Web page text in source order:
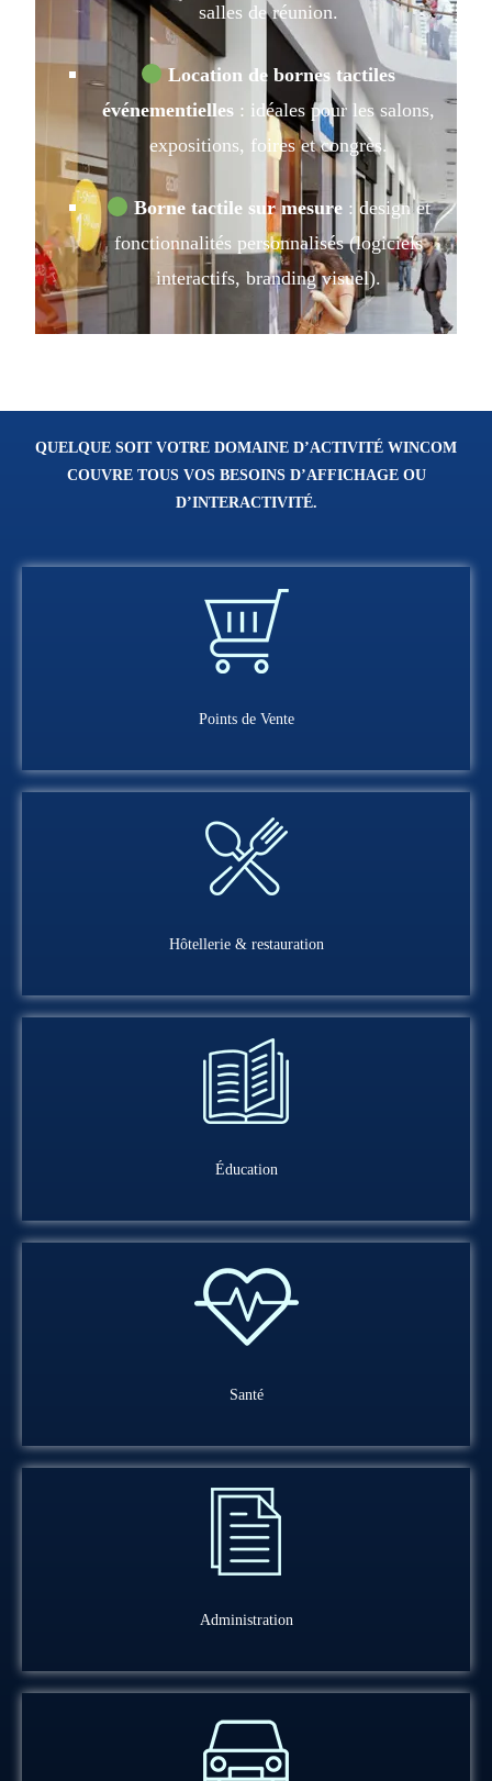
salles de réunion.
Location de bornes tactiles
événementielles: idéales pour les salons,
expositions, foires et congrès.
Borne tactile sur mesure: design et
fonctionnalités personnalisés (logiciels
interactifs, branding visuel).
QUELQUE SOIT VOTRE DOMAINE D’ACTIVITÉ WINCOM
COUVRE TOUS VOS BESOINS D’AFFICHAGE OU
D’INTERACTIVITÉ.
Points de Vente
Hôtellerie & restauration
Éducation
Santé
Administration